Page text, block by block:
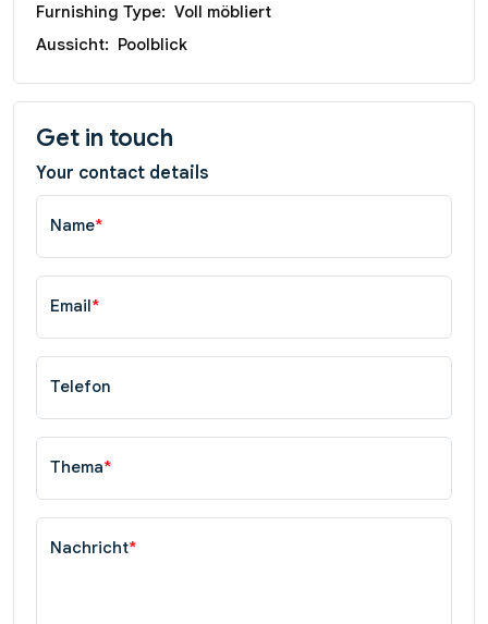
Furnishing Type: Voll möbliert
Aussicht: Poolblick
Get in touch
Your contact details
Name*
Email*
Telefon
Thema*
Nachricht*